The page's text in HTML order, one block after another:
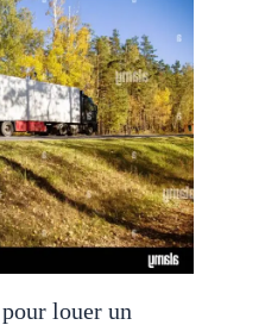
louer un